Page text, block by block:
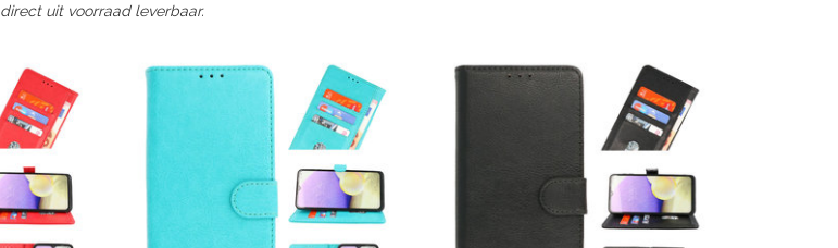
uit voorraad leverbaar.